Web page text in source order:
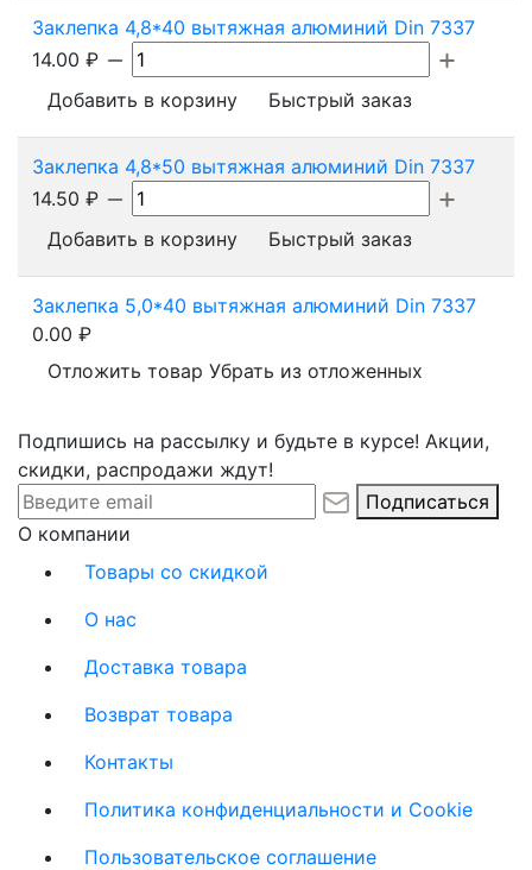
Заклепка 4,8*40 вытяжная алюминий Din 7337
14.00 ₽
Добавить в корзину
Быстрый заказ
Заклепка 4,8*50 вытяжная алюминий Din 7337
14.50 ₽
Добавить в корзину
Быстрый заказ
Заклепка 5,0*40 вытяжная алюминий Din 7337
0.00 ₽
Отложить товар Убрать из отложенных
Подпишись на рассылку и будьте в курсе! Акции,
скидки, распродажи ждут!
Подписаться
О компании
Товары со скидкой
О нас
Доставка товара
Возврат товара
Контакты
Политика конфиденциальности и Cookie
Пользовательское соглашение